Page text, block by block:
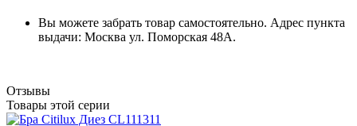
Вы можете забрать товар самостоятельно. Адрес пункта
выдачи: Москва ул. Поморская 48А.
Отзывы
Товары этой серии